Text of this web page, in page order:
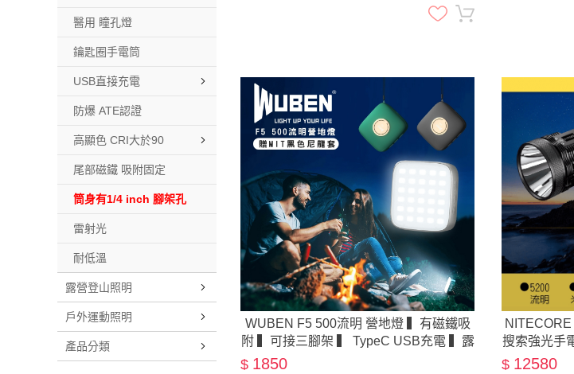
醫用 瞳孔燈
鑰匙圈手電筒
USB直接充電
防爆 ATE認證
高顯色 CRI大於90
尾部磁鐵 吸附固定
筒身有1/4 inch 腳架孔
雷射光
耐低溫
露營登山照明
戶外運動照明
產品分類
WUBEN F5 500流明 營地燈 ▍有磁鐵吸
附 ▍可接三腳架 ▍ TypeC USB充電 ▍露
營燈 補光燈 ▍3種色溫 ▍ N9 LUMENA
$ 1850
搜索強光手
更換電
$ 12580